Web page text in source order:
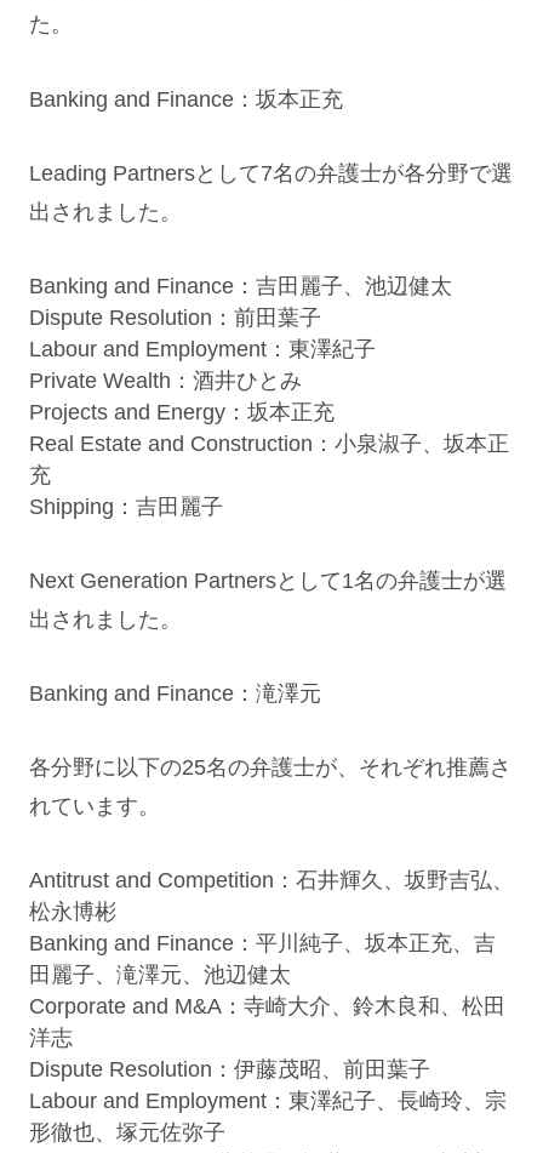
た。
Banking and Finance： 坂本正充
Leading Partnersとして7名の弁護士が各分野で選
出されました。
Banking and Finance： 吉田麗子、 池辺健太
Dispute Resolution： 前田葉子
Labour and Employment： 東澤紀子
Private Wealth： 酒井ひとみ
Projects and Energy： 坂本正充
Real Estate and Construction： 小泉淑子、 坂本正
充
Shipping： 吉田麗子
Next Generation Partnersとして1名の弁護士が選
出されました。
Banking and Finance： 滝澤元
各分野に以下の25名の弁護士が、それぞれ推薦さ
れています。
Antitrust and Competition： 石井輝久 、 坂野吉弘、
松永博彬
Banking and Finance： 平川純子、 坂本正充、 吉
田麗子、 滝澤元、 池辺健太
Corporate and M&A： 寺崎大介、 鈴木良和 、 松田
洋志
Dispute Resolution： 伊藤茂昭、 前田葉子
Labour and Employment： 東澤紀子、 長崎玲、 宗
形徹也、 塚元佐弥子